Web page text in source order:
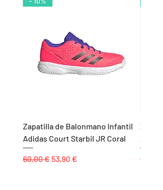
Zapatilla de Balonmano Infantil
Adidas Court Starbil JR Coral
Precio
60,00 € Precio de oferta
53,90 € Precio
55,00 €